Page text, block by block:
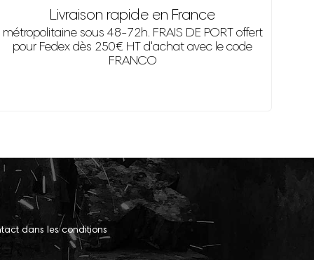
Livraison rapide en France
métropolitaine sous 48-72h. FRAIS DE PORT offert
pour Fedex dès 250€ HT d'achat avec le code
FRANCO
dans les conditions